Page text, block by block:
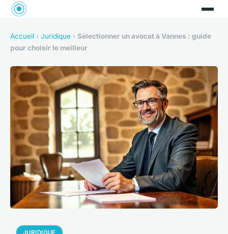
Accueil › Juridique › Sélectionner un avocat à Vannes : guide
pour choisir le meilleur
JURIDIQUE